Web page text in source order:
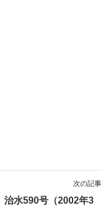
次の記事
治水590号（2002年3